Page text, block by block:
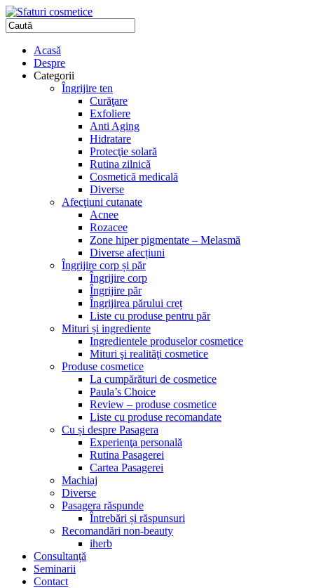
Acasă
Despre
Categorii
Îngrijire ten
Curăţare
Exfoliere
Anti Aging
Hidratare
Protecţie solară
Rutina zilnică
Cosmetică medicală
Diverse
Afecţiuni cutanate
Acnee
Rozacee
Zone hiper pigmentate – Melasmă
Diverse afecțiuni
Îngrijire corp și păr
Îngrijire corp
Îngrijire păr
Îngrijirea părului creț
Liste cu produse pentru păr
Mituri și ingrediente
Ingredientele produselor cosmetice
Mituri şi realităţi cosmetice
Produse cosmetice
La cumpărături de cosmetice
Paula’s Choice
Review – produse cosmetice
Liste cu produse recomandate
Cu și despre Pasagera
Experienţa personală
Rutina Pasagerei
Cartea Pasagerei
Machiaj
Diverse
Pasagera răspunde
Întrebări și răspunsuri
Recomandări non-beauty
iherb
Consultanță
Seminarii
Contact